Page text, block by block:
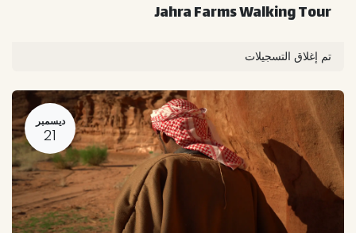
Jahra Farms Walking Tour
تم إغلاق التسجيلات
ديسمبر
21